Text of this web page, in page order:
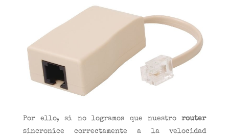
Por ello, si no logramos que nuestrorouter
sincronice correctamente a la velocidad